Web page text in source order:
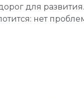
для
нет